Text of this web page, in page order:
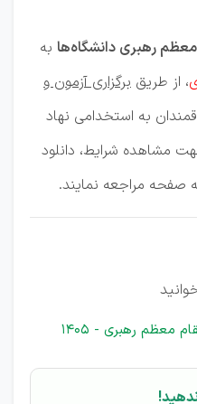
معظم رهبری دانشگاه‌ها به
، از طریق برگزاری آزمون و
به استخدامی نهاد
مشاهده شرایط، دانلود
صفحه مراجعه نمایند.
معظم رهبری - 1405